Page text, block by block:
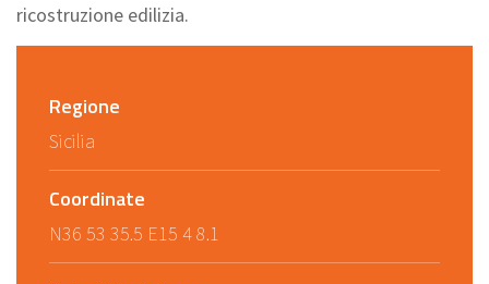
ricostruzione edilizia.
Regione
Sicilia
Coordinate
N36 53 35.5 E15 4 8.1